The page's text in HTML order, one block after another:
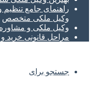
راهنمای جامع
وکیل ملکی متخصص
وکیل ملکی و
مراحل قانونی
جستجو برای